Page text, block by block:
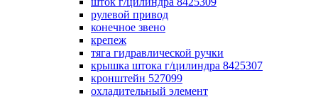
рулевой привод
конечное звено
крепеж
тяга гидравлической ручки
крышка штока г/цилиндра 8425307
кронштейн 527099
охладительный элемент